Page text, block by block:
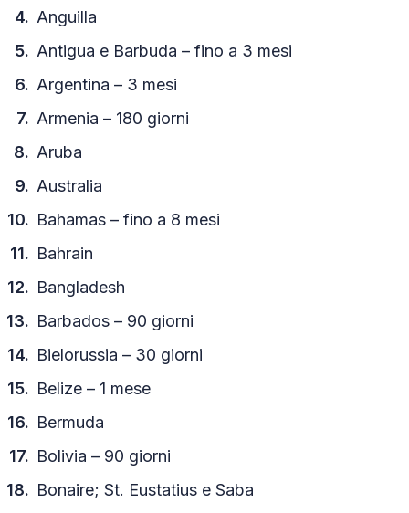
Anguilla
Antigua e Barbuda – fino a 3 mesi
Argentina – 3 mesi
Armenia – 180 giorni
Aruba
Australia
Bahamas – fino a 8 mesi
Bahrain
Bangladesh
Barbados – 90 giorni
Bielorussia – 30 giorni
Belize – 1 mese
Bermuda
Bolivia – 90 giorni
Bonaire; St. Eustatius e Saba